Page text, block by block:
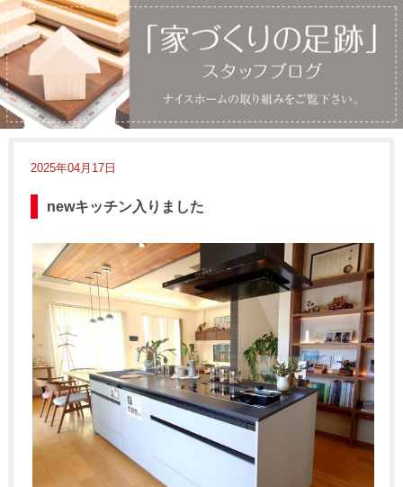
2025年04月17日
newキッチン入りました